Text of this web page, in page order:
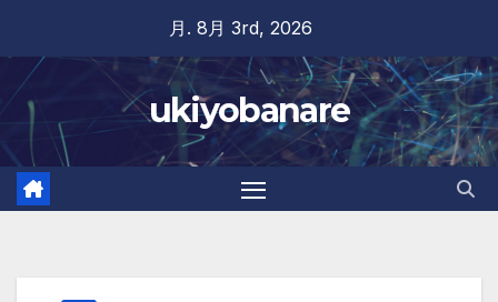
content
月. 8月 3rd, 2026
ukiyobanare